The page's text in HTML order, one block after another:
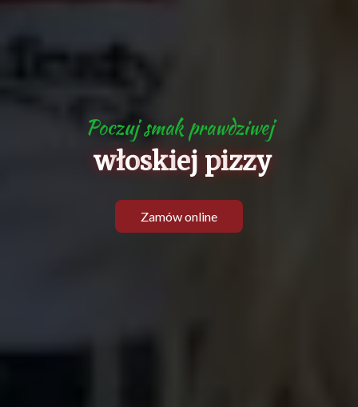
Poczuj smak prawdziwej
włoskiej pizzy
Zamów online